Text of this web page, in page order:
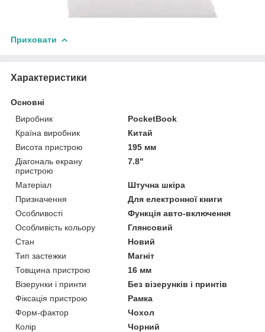
Приховати
Характеристики
Основні
Виробник
PocketBook
Країна виробник
Китай
Висота пристрою
195 мм
Діагональ екрану
пристрою
7.8"
Матеріал
Штучна шкіра
Призначення
Для електронної книги
Особливості
Функція авто-включення
Особливість кольору
Глянсовий
Стан
Новий
Тип застежки
Магніт
Товщина пристрою
16 мм
Візерунки і принти
Без візерунків і принтів
Фіксація пристрою
Рамка
Форм-фактор
Чохол
Колір
Чорний